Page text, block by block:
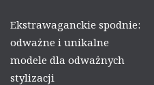
Ekstrawaganckie spodnie:
odważne i unikalne
modele dla odważnych
stylizacji